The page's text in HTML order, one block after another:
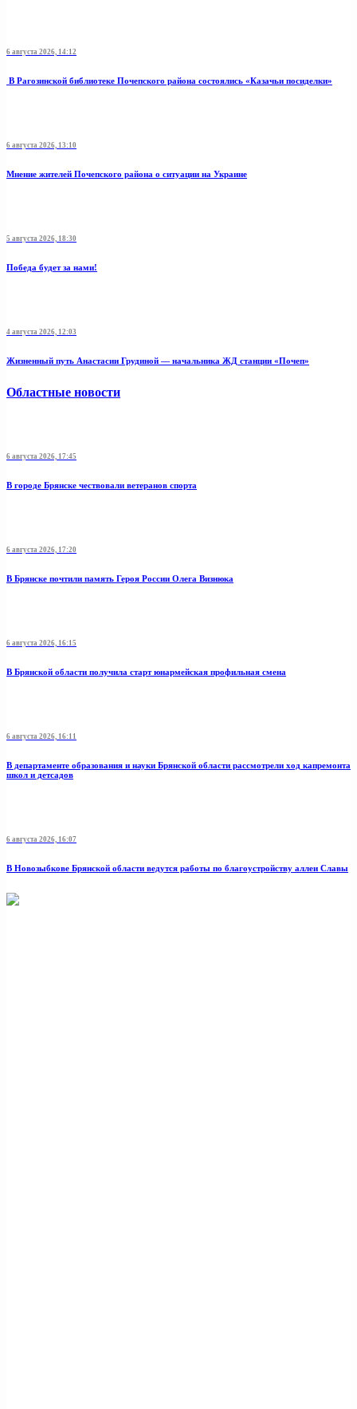
6 августа 2026, 14:12
В Рагозинской библиотеке Почепского района состоялись «Казачьи посиделки»
6 августа 2026, 13:10
Мнение жителей Почепского района о ситуации на Украине
5 августа 2026, 18:30
Победа будет за нами!
4 августа 2026, 12:03
Жизненный путь Анастасии Грудиной — начальника ЖД станции «Почеп»
Областные новости
6 августа 2026, 17:45
В городе Брянске чествовали ветеранов спорта
6 августа 2026, 17:20
В Брянске почтили память Героя России Олега Визнюка
6 августа 2026, 16:15
В Брянской области получила старт юнармейская профильная смена
6 августа 2026, 16:11
В департаменте образования и науки Брянской области рассмотрели ход капремонта
школ и детсадов
6 августа 2026, 16:07
В Новозыбкове Брянской области ведутся работы по благоустройству аллеи Славы